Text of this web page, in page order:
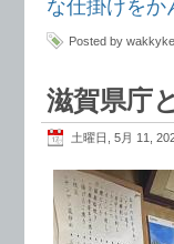
な仕掛けをか
Posted by
滋賀県庁
土曜日, 5月 11,